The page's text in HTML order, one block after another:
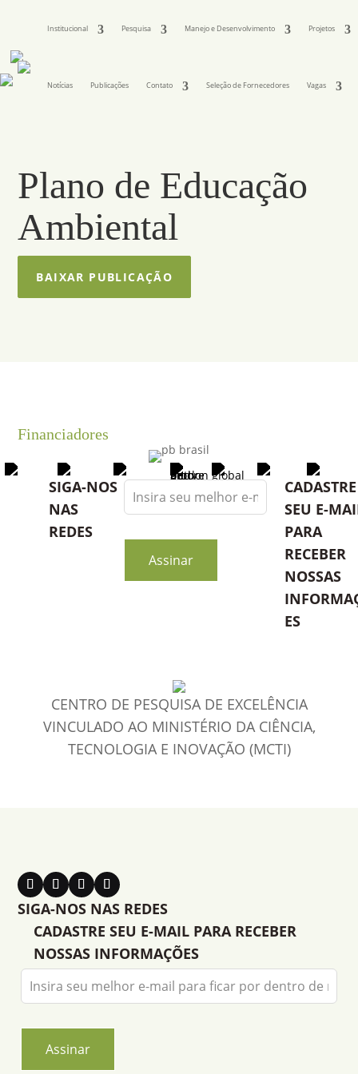
Institucional Pesquisa Manejo e Desenvolvimento Projetos
Notícias Publicações Contato Seleção de Fornecedores Vagas
Plano de Educação
Ambiental
BAIXAR PUBLICAÇÃO
Financiadores
SIGA-NOS
NAS
REDES
Leave
this
blank
Assinar
CADASTRE
SEU E-
PARA
RECEBER
NOSSAS
ES
CENTRO DE PESQUISA DE EXCELÊNCIA
VINCULADO AO MINISTÉRIO DA CIÊNCIA,
TECNOLOGIA E INOVAÇÃO (MCTI)
SIGA-NOS NAS REDES
CADASTRE SEU E-MAIL PARA RECEBER
NOSSAS INFORMAÇÕES
Leave
this
blank
Assinar